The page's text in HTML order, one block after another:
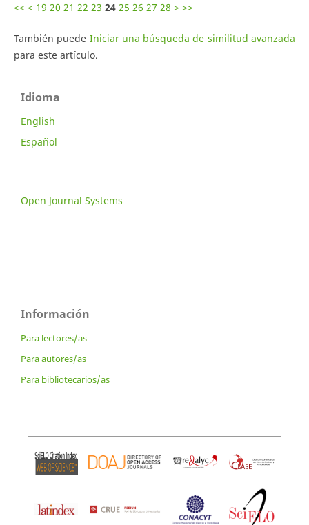
<< < 19 20 21 22 23 24 25 26 27 28 > >>
También puede Iniciar una búsqueda de similitud avanzada
para este artículo.
Idioma
English
Español
Open Journal Systems
Información
Para lectores/as
Para autores/as
Para bibliotecarios/as